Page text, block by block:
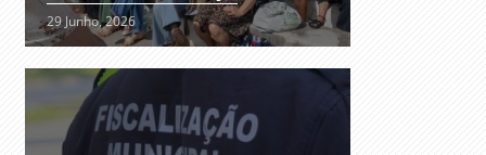
29 Junho, 2026